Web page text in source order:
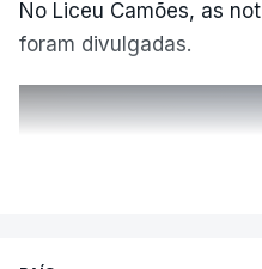
No Liceu Camões, as
foram divulgadas.